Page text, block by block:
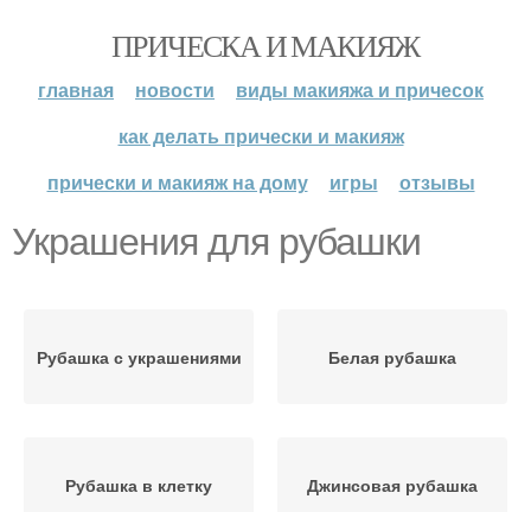
ПРИЧЕСКА И МАКИЯЖ
главная новости
виды макияжа и причесок
как делать прически и макияж
прически и макияж на дому
игры отзывы
Украшения для рубашки
Рубашка с украшениями Белая рубашка
Рубашка в клетку Джинсовая рубашка